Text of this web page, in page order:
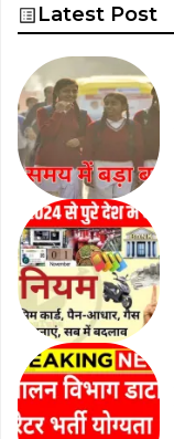
Latest Post